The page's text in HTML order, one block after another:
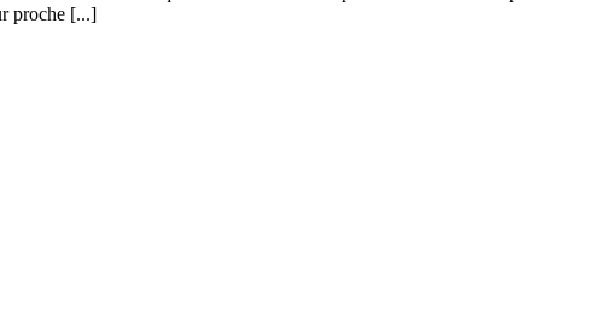
proche [...]